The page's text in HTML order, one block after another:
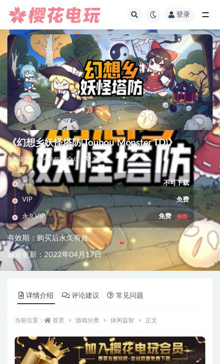
登录
《幻想乡妖怪塔防(Touhou Monster TD)》
休闲益智 4 年前 0 专属
普通 不可下载
VIP 免费
永久VIP 免费 推荐
有效期：购买后永久有效
最近更新：2022年04月17日
详情介绍 评论建议 常见问题
当前位置： 首页 游戏分类 休闲益智 正文